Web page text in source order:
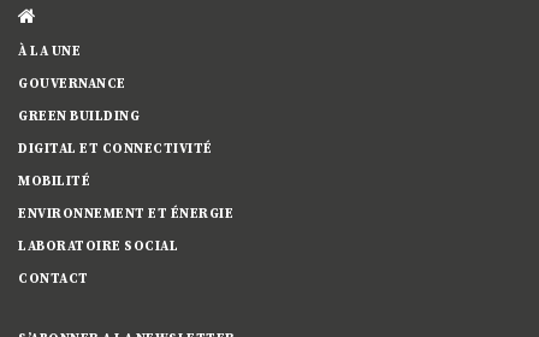
À LA UNE
GOUVERNANCE
GREEN BUILDING
DIGITAL ET CONNECTIVITÉ
MOBILITÉ
ENVIRONNEMENT ET ÉNERGIE
LABORATOIRE SOCIAL
CONTACT